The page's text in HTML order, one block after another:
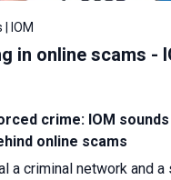
| IOM
in online scams -
crime: IOM
online scams
a criminal network and a